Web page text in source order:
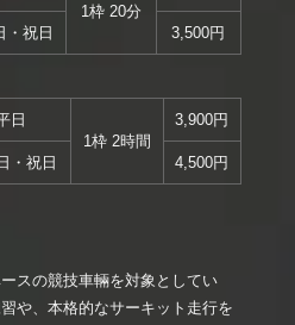
1枠 20分
・祝日 3,500円
日
1枠 2時間
3,900円
・祝日 4,500円
スの競技車輛を対象としてい
や、本格的なサーキット走行を